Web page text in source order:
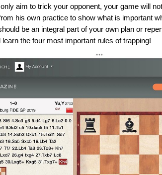
aim to trick your opponent, your game will
his own practice to show what is important
be an integral part of your own plan or
learn the four most important rules of trapping!